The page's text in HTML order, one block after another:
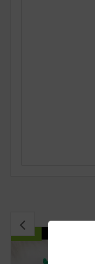
YENI